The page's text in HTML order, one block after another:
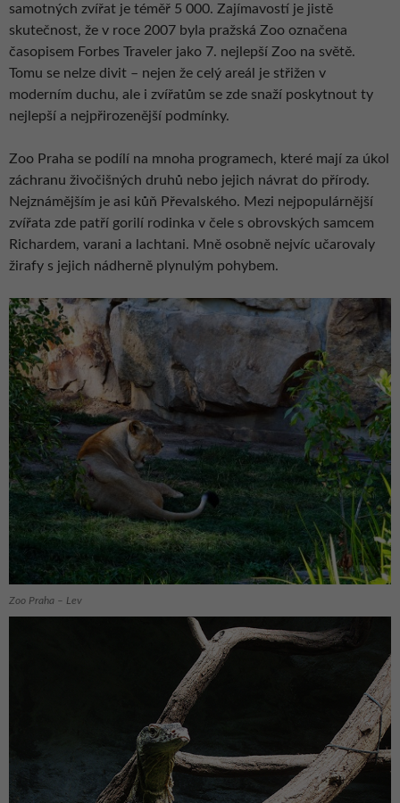
samotných zvířat je téměř 5 000. Zajímavostí je jistě
skutečnost, že v roce 2007 byla pražská Zoo označena
časopisem Forbes Traveler jako 7. nejlepší Zoo na světě.
Tomu se nelze divit – nejen že celý areál je střižen v
moderním duchu, ale i zvířatům se zde snaží poskytnout ty
nejlepší a nejpřirozenější podmínky.
Zoo Praha se podílí na mnoha programech, které mají za úkol
záchranu živočišných druhů nebo jejich návrat do přírody.
Nejznámějším je asi kůň Převalského. Mezi nejpopulárnější
zvířata zde patří gorilí rodinka v čele s obrovských samcem
Richardem, varani a lachtani. Mně osobně nejvíc učarovaly
žirafy s jejich nádherně plynulým pohybem.
Zoo Praha – Lev